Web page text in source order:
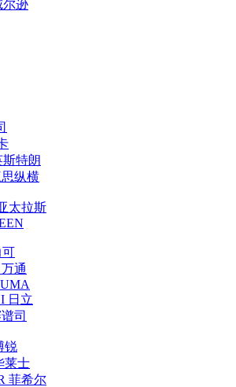
尔逊
斯特朗
思纵横
太拉斯
可
通
日立
司
锐
莱士
菲希尔